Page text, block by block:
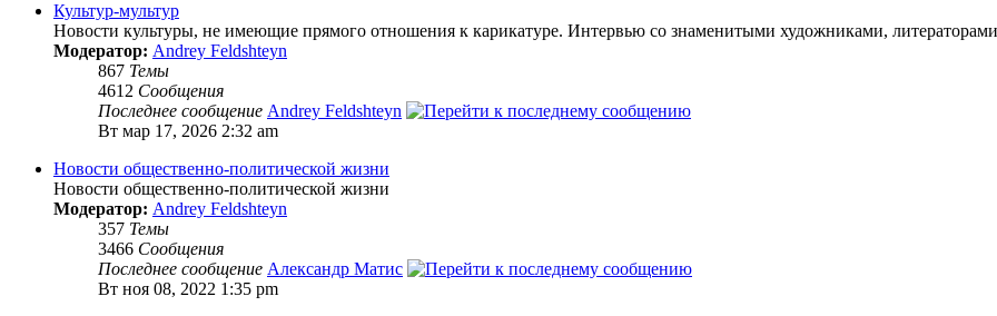
Культур-мультур
Новости культуры, не имеющие прямого отношения к карикатуре. Интервью со знаменитыми художниками,
Модератор: Andrey Feldshteyn
867 Темы
4612 Сообщения
Последнее сообщение Andrey Feldshteyn
Вт мар 17, 2026 2:32 am
Новости общественно-политической жизни
Новости общественно-политической жизни
Модератор: Andrey Feldshteyn
357 Темы
3466 Сообщения
Последнее сообщение Александр Матис
Вт ноя 08, 2022 1:35 pm